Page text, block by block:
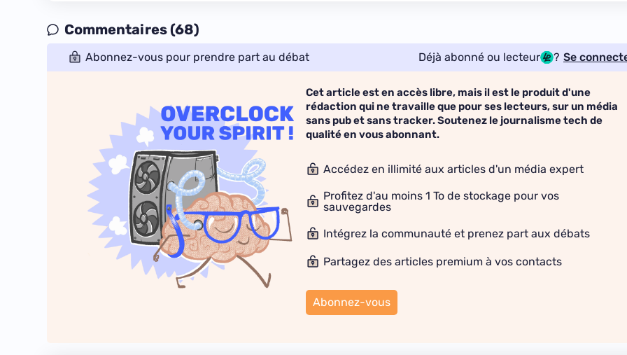
Commentaires (68)
Abonnez-vous pour prendre part au débat Déjà abonné ou lecteur ? Se
Cet article est en accès libre, mais il est le produit d'une
rédaction qui ne travaille que pour ses lecteurs, sur un média
sans pub et sans tracker. Soutenez le journalisme tech de
qualité en vous abonnant.
Accédez en illimité aux articles d'un média expert
Profitez d'au moins 1 To de stockage pour vos
sauvegardes
Intégrez la communauté et prenez part aux débats
Partagez des articles premium à vos contacts
Abonnez-vous